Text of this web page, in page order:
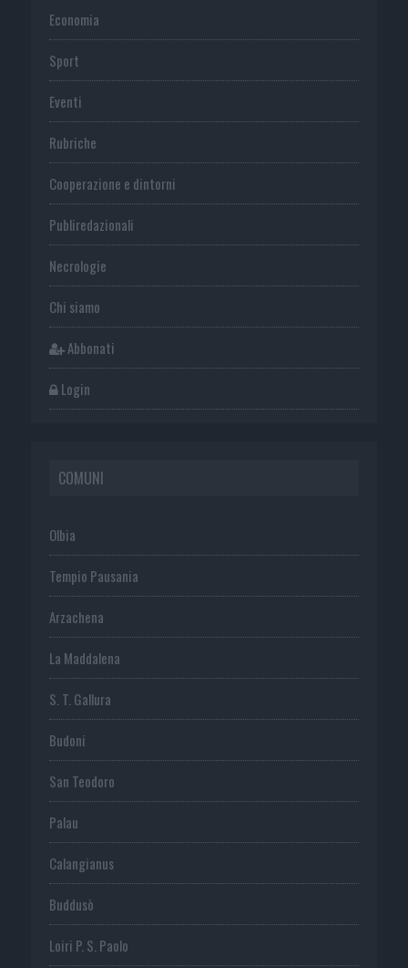
Economia
Sport
Eventi
Rubriche
Cooperazione e dintorni
Publiredazionali
Necrologie
Chi siamo
Abbonati
Login
COMUNI
Olbia
Tempio Pausania
Arzachena
La Maddalena
S. T. Gallura
Budoni
San Teodoro
Palau
Calangianus
Buddusò
Loiri P. S. Paolo